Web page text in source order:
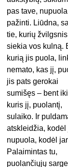
pas tave,
pažinti. Liūdna,
tie, kurių
siekia vos kulną.
kurią jis puola,
nemato, kas jį,
jis pats gerokai
sumišęs – bent
kuris jį, puolantį,
sulaiko. Ir
atskleidžia, kodėl
nupuola, kodėl
Palaimintas tu,
puolančiųjų